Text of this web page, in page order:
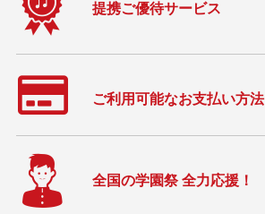
提携ご優待サービス
ご利用可能なお支払い方法
全国の学園祭 全力応援！